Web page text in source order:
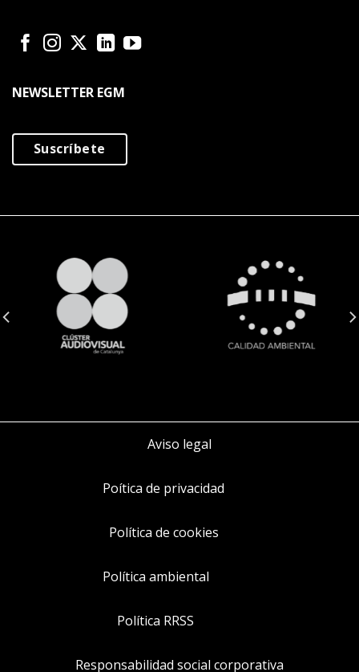
NEWSLETTER EGM
Suscríbete
Aviso legal
Poítica de privacidad
Política de cookies
Política ambiental
Política RRSS
Responsabilidad social corporativa